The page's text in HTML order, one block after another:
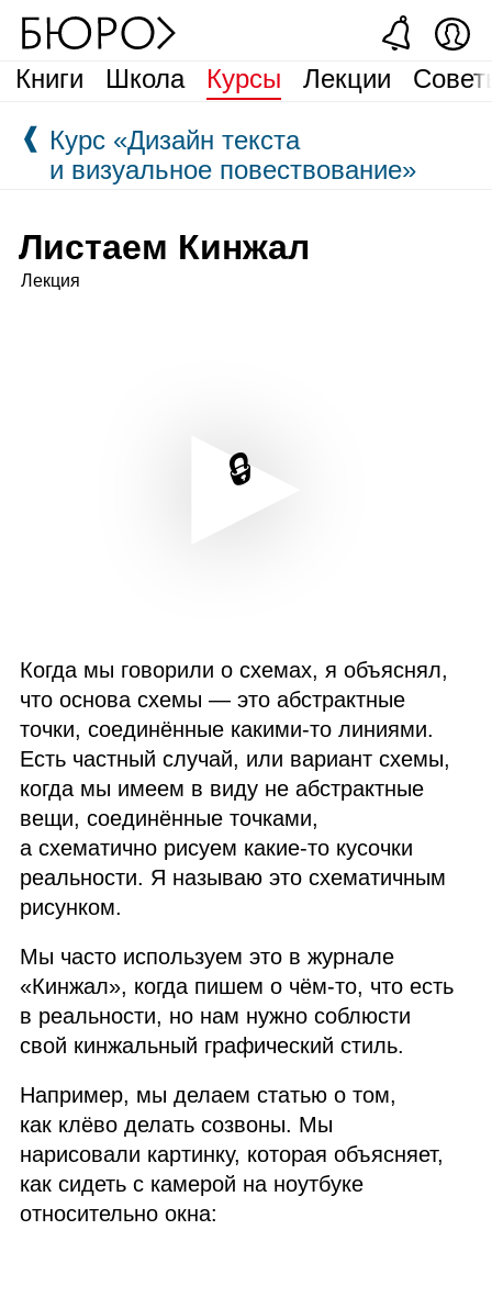
Книги Школа Курсы Лекции
❰ Курс «Дизайн текста
и визуальное повествование»
Листаем Кинжал
Лекция
Когда мы говорили о схемах, я объяснял,
что основа схемы — это абстрактные
точки, соединённые какими‑то линиями.
Есть частный случай, или вариант схемы,
когда мы имеем в виду не абстрактные
вещи, соединённые точками,
а схематично рисуем какие‑то кусочки
реальности. Я называю это схематичным
рисунком.
Мы часто используем это в журнале
«Кинжал», когда пишем о чём‑то, что есть
в реальности, но нам нужно соблюсти
свой кинжальный графический стиль.
Например, мы делаем статью о том,
как клёво делать созвоны. Мы
нарисовали картинку, которая объясняет,
как сидеть с камерой на ноутбуке
относительно окна: